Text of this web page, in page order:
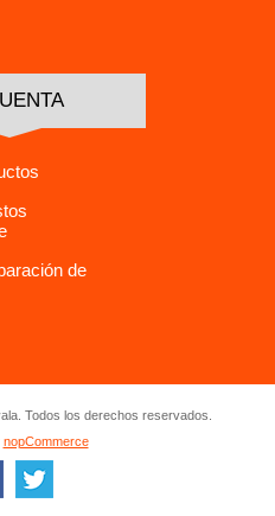
de
Todos los derechos reservados.
nopCommerce